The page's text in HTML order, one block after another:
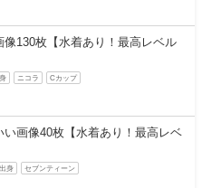
像130枚【水着あり！最高レベル
ニコラ Cカップ
い画像40枚【水着あり！最高レベ
身 セブンティーン